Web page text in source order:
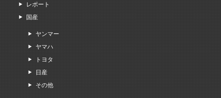
レポート
国産
ヤンマー
ヤマハ
トヨタ
日産
その他